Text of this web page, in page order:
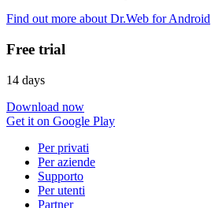
Find out more about Dr.Web for Android
Free trial
14 days
Download now
Get it on Google Play
Per privati
Per aziende
Supporto
Per utenti
Partner